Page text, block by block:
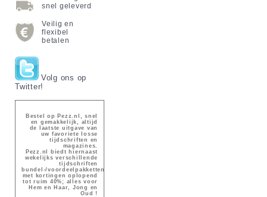
snel geleverd
Veilig en
flexibel
betalen
Volg ons op
Twitter!
Bestel op Pezz.nl, snel
en gemakkelijk, altijd
de laatste uitgave van
uw favoriete losse
tijdschriften en
magazines.
Pezz.nl biedt hiernaast
wekelijks verschillende
tijdschriften
bundel-/voordeelpakketten
met kortingen oplopend
tot ruim 40%; alles voor
Hem en Haar, Jong en
Oud !